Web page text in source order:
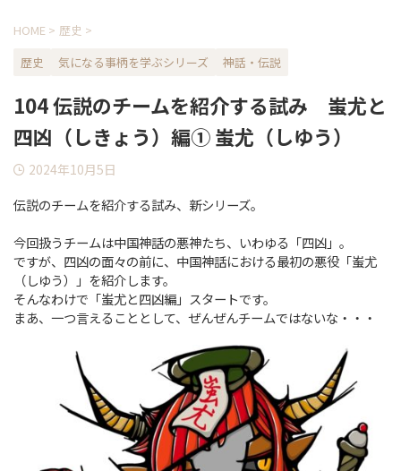
HOME > 歴史 >
歴史
気になる事柄を学ぶシリーズ 神話・伝説
104 伝説のチームを紹介する試み 蚩尤と
四凶（しきょう）編① 蚩尤（しゆう）
2024年10月5日
伝説のチームを紹介する試み、新シリーズ。
今回扱うチームは中国神話の悪神たち、いわゆる「四凶」。
ですが、四凶の面々の前に、中国神話における最初の悪役「蚩尤
（しゆう）」を紹介します。
そんなわけで「蚩尤と四凶編」スタートです。
まあ、一つ言えることとして、ぜんぜんチームではないな・・・